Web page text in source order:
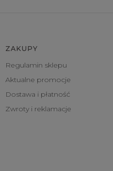
ZAKUPY
Regulamin sklepu
Aktualne promocje
Dostawa i płatność
Zwroty i reklamacje